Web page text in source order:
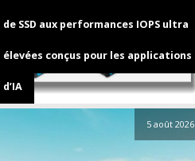
de SSD aux performances IOPS ultra
élevées conçus pour les applications
d’IA
5 août 2026